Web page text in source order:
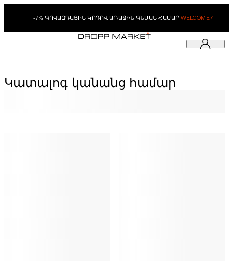
-7% ԳՈՎԱԶԴԱՅԻՆ ԿՈԴՈՎ ԱՌԱՋԻՆ ԳՆՄԱՆ ՀԱՄԱՐ WELCOME7
Կատալոգ կանանց համար